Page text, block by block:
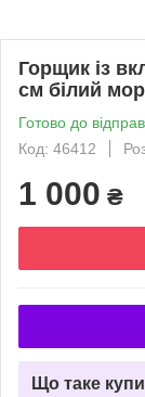
Горщик із
см білий
Готово до
Код: 46412
1 000 ₴
Що таке